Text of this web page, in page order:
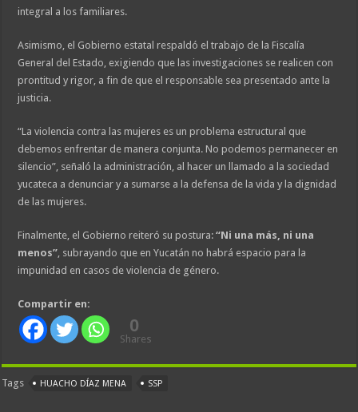
integral a los familiares.
Asimismo, el Gobierno estatal respaldó el trabajo de la Fiscalía
General del Estado, exigiendo que las investigaciones se realicen con
prontitud y rigor, a fin de que el responsable sea presentado ante la
justicia.
“La violencia contra las mujeres es un problema estructural que
debemos enfrentar de manera conjunta. No podemos permanecer en
silencio”, señaló la administración, al hacer un llamado a la sociedad
yucateca a denunciar y a sumarse a la defensa de la vida y la dignidad
de las mujeres.
Finalmente, el Gobierno reiteró su postura:“Ni una más, ni una
menos”, subrayando que en Yucatán no habrá espacio para la
impunidad en casos de violencia de género.
Compartir en:
0
Shares
Tags HUACHO DÍAZ MENA SSP